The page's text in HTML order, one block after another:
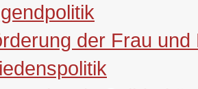
der Frau und